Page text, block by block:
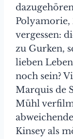
vergessen:
zu Gurken,
lieben
noch sein?
Marquis de
Mühl
Kinsey als